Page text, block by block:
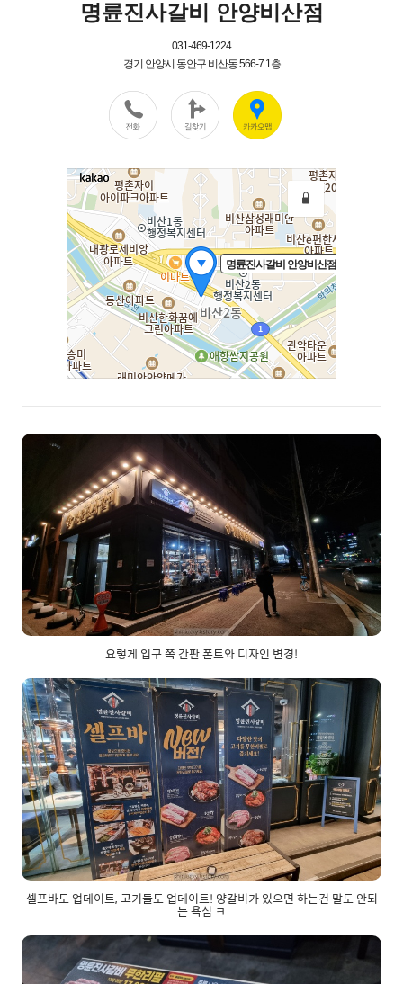
요렇게 입구 쪽 간판 폰트와 디자인 변경!
셀프바도 업데이트, 고기들도 업데이트! 양갈비가 있으면 하는건 말도 안되
는 욕심 ㅋ